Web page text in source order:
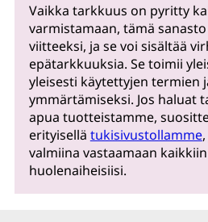
Vaikka tarkkuus on pyritty
varmistamaan, tämä
viitteeksi, ja se voi sisältää
epätarkkuuksia. Se toimii
yleisesti käytettyjen termien
ymmärtämiseksi. Jos haluat
apua tuotteistamme,
erityisellä tukisivustollamme
valmiina vastaamaan
huolenaiheisiisi.